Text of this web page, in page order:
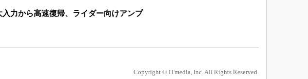
入力から高速復帰、ライダー向けアンプ
Copyright © ITmedia, Inc. All Rights Reserved.